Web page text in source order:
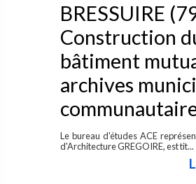
BRESSUIRE
Construction
bâtiment
archives
Le bureau d'études ACE
d'Architecture GREGOIRE, est tit...